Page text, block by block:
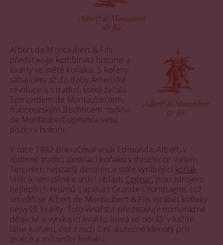
Albert de Montaubert & Fils
představuje kombinaci historie a
kvality ve světě koňaku. S kořeny
sahajícími až do doby Americké
revoluce a s tradicí, která začala
Edmondem de Montaubertem,
francouzským šlechticem, rodina
de Montaubert upevnila svou
pozici v historii.
V roce 1842 pokračoval vnuk Edmonda, Albert, v
rodinné tradici destilací koňaku v destilérce Vallein
Tercinier, nejstarší destilérce stále vyrábějící koňak
Vinice, umístěné v srdci oblasti Cognac, jsou zdrojem
nejlepších hroznů s apelací Grande Champagne, což
umožňuje Albert de Montaubert & Fils vyrábět koňaky
nejvyšší kvality. Toto vinařství představuje mimořádné
dědictví a vynikající kvalitu, která se odráží v každé
láhvi koňaku, což z nich činí skutečné klenoty pro
znalce a milovníky koňaku.